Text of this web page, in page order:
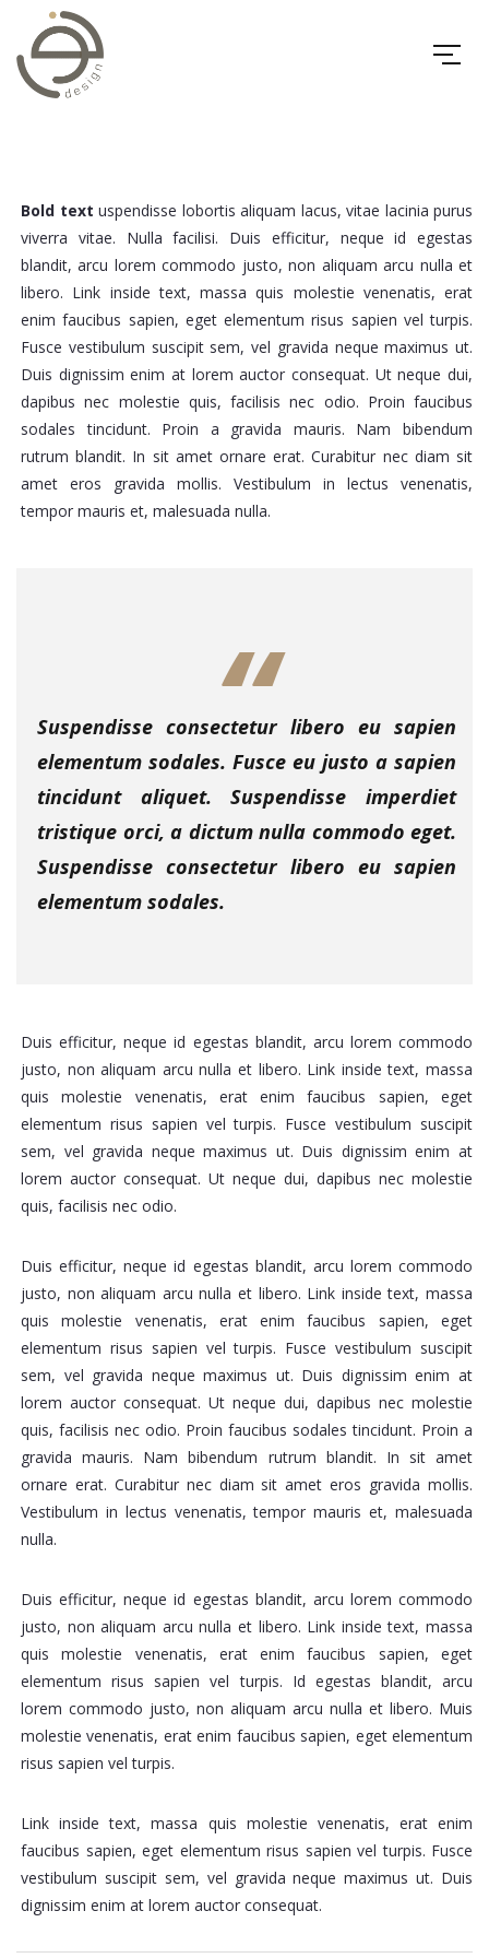
Bold text uspendisse lobortis aliquam lacus, vitae lacinia purus
viverra vitae. Nulla facilisi. Duis efficitur, neque id egestas
blandit, arcu lorem commodo justo, non aliquam arcu nulla et
libero. Link inside text, massa quis molestie venenatis, erat
enim faucibus sapien, eget elementum risus sapien vel turpis.
Fusce vestibulum suscipit sem, vel gravida neque maximus ut.
Duis dignissim enim at lorem auctor consequat. Ut neque dui,
dapibus nec molestie quis, facilisis nec odio. Proin faucibus
sodales tincidunt. Proin a gravida mauris. Nam bibendum
rutrum blandit. In sit amet ornare erat. Curabitur nec diam sit
amet eros gravida mollis. Vestibulum in lectus venenatis,
tempor mauris et, malesuada nulla.
Suspendisse consectetur libero eu sapien
elementum sodales. Fusce eu justo a sapien
tincidunt aliquet. Suspendisse imperdiet
tristique orci, a dictum nulla commodo eget.
Suspendisse consectetur libero eu sapien
elementum sodales.
Duis efficitur, neque id egestas blandit, arcu lorem commodo
justo, non aliquam arcu nulla et libero. Link inside text, massa
quis molestie venenatis, erat enim faucibus sapien, eget
elementum risus sapien vel turpis. Fusce vestibulum suscipit
sem, vel gravida neque maximus ut. Duis dignissim enim at
lorem auctor consequat. Ut neque dui, dapibus nec molestie
quis, facilisis nec odio.
Duis efficitur, neque id egestas blandit, arcu lorem commodo
justo, non aliquam arcu nulla et libero. Link inside text, massa
quis molestie venenatis, erat enim faucibus sapien, eget
elementum risus sapien vel turpis. Fusce vestibulum suscipit
sem, vel gravida neque maximus ut. Duis dignissim enim at
lorem auctor consequat. Ut neque dui, dapibus nec molestie
quis, facilisis nec odio. Proin faucibus sodales tincidunt. Proin a
gravida mauris. Nam bibendum rutrum blandit. In sit amet
ornare erat. Curabitur nec diam sit amet eros gravida mollis.
Vestibulum in lectus venenatis, tempor mauris et, malesuada
nulla.
Duis efficitur, neque id egestas blandit, arcu lorem commodo
justo, non aliquam arcu nulla et libero. Link inside text, massa
quis molestie venenatis, erat enim faucibus sapien, eget
elementum risus sapien vel turpis. Id egestas blandit, arcu
lorem commodo justo, non aliquam arcu nulla et libero. Muis
molestie venenatis, erat enim faucibus sapien, eget elementum
risus sapien vel turpis.
Link inside text, massa quis molestie venenatis, erat enim
faucibus sapien, eget elementum risus sapien vel turpis. Fusce
vestibulum suscipit sem, vel gravida neque maximus ut. Duis
dignissim enim at lorem auctor consequat.